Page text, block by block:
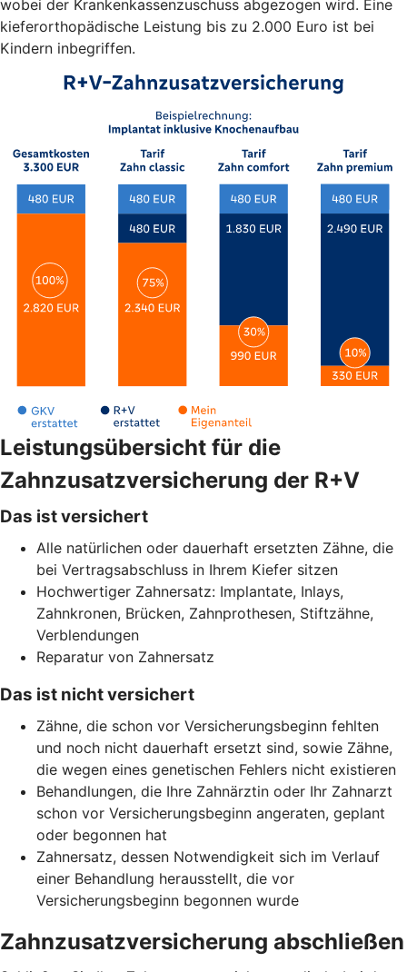
wobei der Krankenkassenzuschuss abgezogen wird. Eine
kieferorthopädische Leistung bis zu 2.000 Euro ist bei
Kindern inbegriffen.
Leistungsübersicht für die
Zahnzusatzversicherung der R+V
Das ist versichert
Alle natürlichen oder dauerhaft ersetzten Zähne, die
bei Vertragsabschluss in Ihrem Kiefer sitzen
Hochwertiger Zahnersatz: Implantate, Inlays,
Zahnkronen, Brücken, Zahnprothesen, Stiftzähne,
Verblendungen
Reparatur von Zahnersatz
Das ist nicht versichert
Zähne, die schon vor Versicherungsbeginn fehlten
und noch nicht dauerhaft ersetzt sind, sowie Zähne,
die wegen eines genetischen Fehlers nicht existieren
Behandlungen, die Ihre Zahnärztin oder Ihr Zahnarzt
schon vor Versicherungsbeginn angeraten, geplant
oder begonnen hat
Zahnersatz, dessen Notwendigkeit sich im Verlauf
einer Behandlung herausstellt, die vor
Versicherungsbeginn begonnen wurde
Zahnzusatzversicherung abschließen